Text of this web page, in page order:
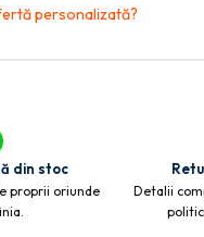
personalizată?
din stoc
proprii oriunde
Detalii